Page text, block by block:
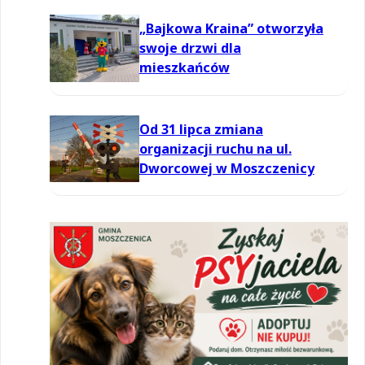
„Bajkowa Kraina” otworzyła
swoje drzwi dla
mieszkańców
Od 31 lipca zmiana
organizacji ruchu na ul.
Dworcowej w Moszczenicy